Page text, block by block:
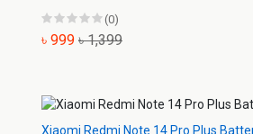
(0)
৳ 999 ৳ 1,399
Xiaomi Redmi Note 14 Pro Plus